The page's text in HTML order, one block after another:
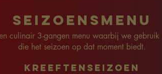
Seizoensmenu
culinair 3-gangen menu waarbij we
die het seizoen op dat moment biedt.
Kreeftenseizoen